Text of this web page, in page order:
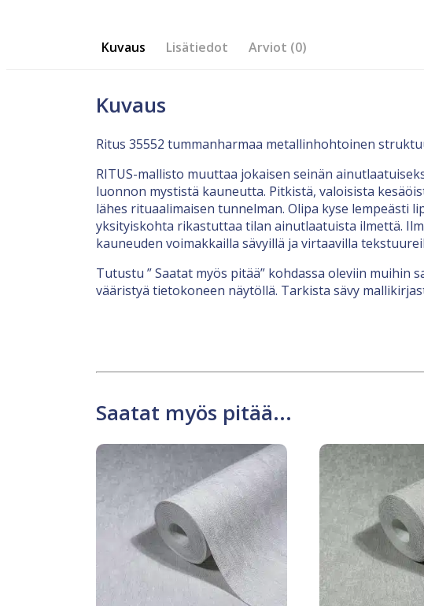
Kuvaus Lisätiedot Arviot (0)
Kuvaus
Ritus 35552 tummanharmaa metallinhohtoinen
RITUS-mallisto muuttaa jokaisen seinän
luonnon mystistä kauneutta. Pitkistä, valoisista
lähes rituaalimaisen tunnelman. Olipa kyse lempeästi
yksityiskohta rikastuttaa tilan ainutlaatuista ilmettä.
kauneuden voimakkailla sävyillä ja virtaavilla
Tutustu ” Saatat myös pitää” kohdassa oleviin
vääristyä tietokoneen näytöllä. Tarkista sävy
Saatat myös pitää...